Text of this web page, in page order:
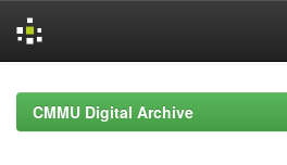
navigationCMMU Digital Archive